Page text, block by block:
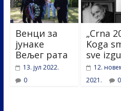
Венци за
јунаке
Вељег рата
13. јул 2022.
0
„Crna
Koga
sve
12.
2021.
0